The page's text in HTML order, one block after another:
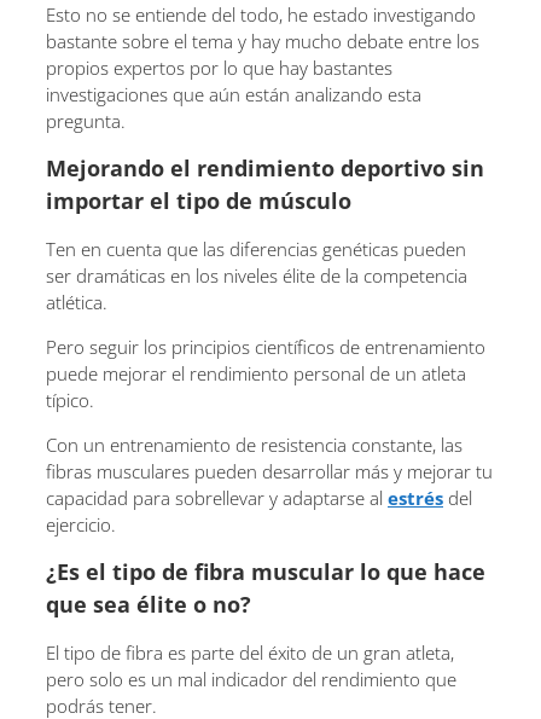
Esto no se entiende del todo, he estado investigando
bastante sobre el tema y hay mucho debate entre los
propios expertos por lo que hay bastantes
investigaciones que aún están analizando esta
pregunta.
Mejorando el rendimiento deportivo sin
importar el tipo de músculo
Ten en cuenta que las diferencias genéticas pueden
ser dramáticas en los niveles élite de la competencia
atlética.
Pero seguir los principios científicos de entrenamiento
puede mejorar el rendimiento personal de un atleta
típico.
Con un entrenamiento de resistencia constante, las
fibras musculares pueden desarrollar más y mejorar tu
capacidad para sobrellevar y adaptarse al estrés del
ejercicio.
¿Es el tipo de fibra muscular lo que hace
que sea élite o no?
El tipo de fibra es parte del éxito de un gran atleta,
pero solo es un mal indicador del rendimiento que
podrás tener.